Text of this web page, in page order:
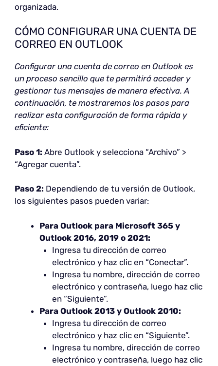
organizada.
CÓMO CONFIGURAR UNA CUENTA DE
CORREO EN OUTLOOK
Configurar una cuenta de correo en Outlook es
un proceso sencillo que te permitirá acceder y
gestionar tus mensajes de manera efectiva. A
continuación, te mostraremos los pasos para
realizar esta configuración de forma rápida y
eficiente:
Paso 1: Abre Outlook y selecciona “Archivo” >
“Agregar cuenta”.
Paso 2: Dependiendo de tu versión de Outlook,
los siguientes pasos pueden variar:
Para Outlook para Microsoft 365 y
Outlook 2016, 2019 o 2021:
Ingresa tu dirección de correo
electrónico y haz clic en “Conectar”.
Ingresa tu nombre, dirección de correo
electrónico y contraseña, luego haz clic
en “Siguiente”.
Para Outlook 2013 y Outlook 2010:
Ingresa tu dirección de correo
electrónico y haz clic en “Siguiente”.
Ingresa tu nombre, dirección de correo
electrónico y contraseña, luego haz clic